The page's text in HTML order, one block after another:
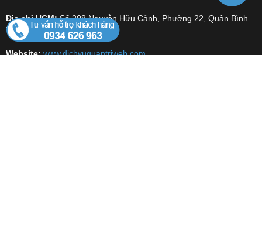
Địa chỉ HCM:Số 208 Nguyễn Hữu Cảnh, Phường 22, Quận Bình
Thạnh, TP Hồ Chí Minh.
Website: www.dichvuquantriweb.com